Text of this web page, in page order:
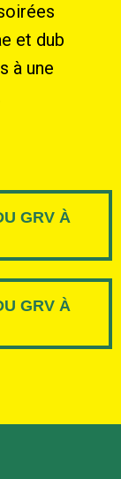
et dub
à une
GRV À
GRV À